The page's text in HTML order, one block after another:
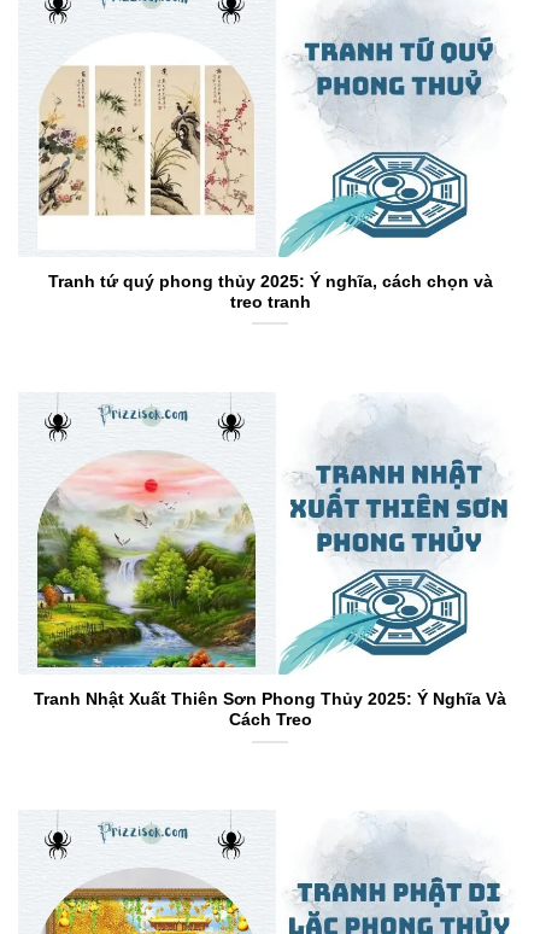
Tranh tứ quý phong thủy 2025: Ý nghĩa, cách chọn và
treo tranh
Tranh Nhật Xuất Thiên Sơn Phong Thủy 2025: Ý Nghĩa Và
Cách Treo